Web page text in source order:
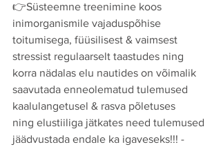
👉Süsteemne treenimine koos
inimorganismile vajaduspõhise
toitumisega, füüsilisest & vaimsest
stressist regulaarselt taastudes ning
korra nädalas elu nautides on võimalik
saavutada enneolematud tulemused
kaalulangetusel & rasva põletuses
ning elustiiliga jätkates need tulemused
jäädvustada endale ka igaveseks!!! -